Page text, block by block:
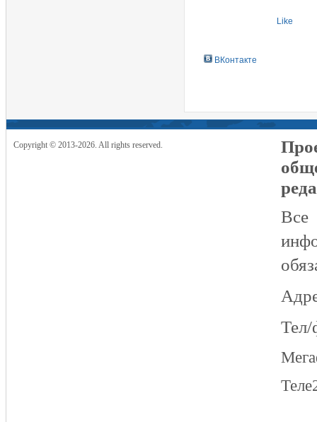
Like
ВКонтакте
Copyright © 2013-2026. All rights reserved.